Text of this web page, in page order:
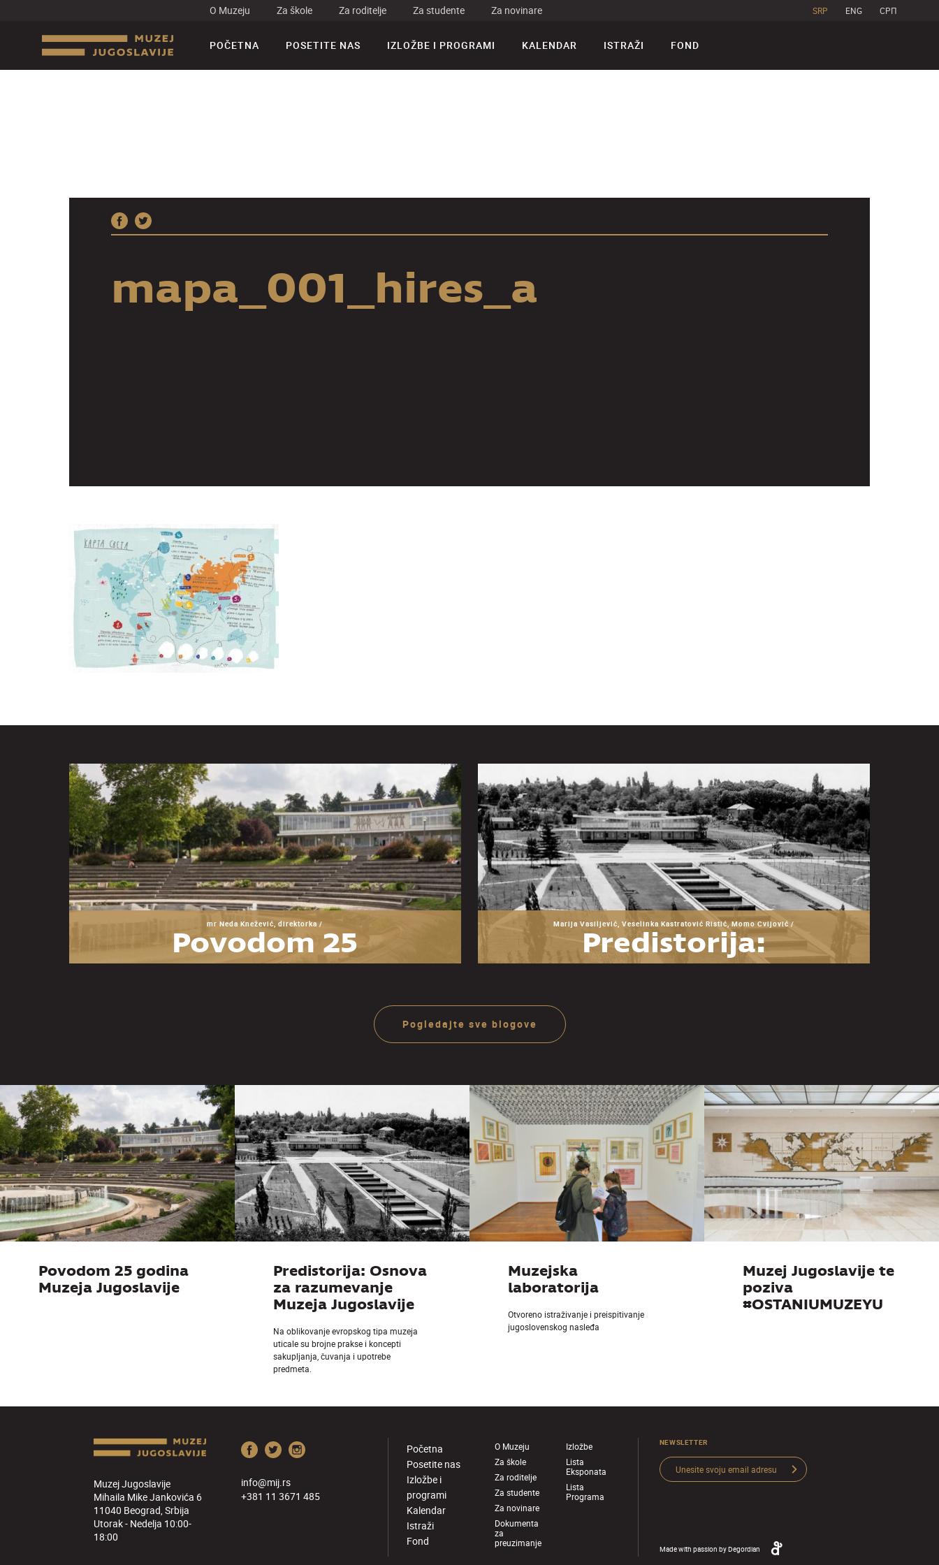
O Muzeju Za škole Za roditelje Za studente Za novinare SRP ENG CPП
POČETNA POSETITE NAS IZLOŽBE I PROGRAMI KALENDAR ISTRAŽI FOND
mapa_001_hires_a
mr Neda Knežević, direktorka /
Povodom 25
godina Muzeja
Marija Vasiljević, Veselinka Kastratović Ristić, Momo Cvijović /
Predistorija:
Osnova za
Pogledajte sve blogove
Povodom 25 godina
Muzeja Jugoslavije
Predistorija: Osnova
za razumevanje
Muzeja Jugoslavije
Na oblikovanje evropskog tipa muzeja
uticale su brojne prakse i koncepti
sakupljanja, čuvanja i upotrebe
predmeta.
Muzejska
laboratorija
Otvoreno istraživanje i preispitivanje
jugoslovenskog nasleđa
Muzej Jugoslavije te
poziva
#OSTANIUMUZEYU
Muzej Jugoslavije
Mihaila Mike Jankovića 6
11040 Beograd, Srbija
Utorak - Nedelja 10:00-
18:00
info@mij.rs
+381 11 3671 485
Početna
Posetite nas
Izložbe i
programi
Kalendar
Istraži
Fond
O Muzeju
Za škole
Za roditelje
Za studente
Za novinare
Dokumenta
za
preuzimanje
Izložbe
Lista
Eksponata
Lista
Programa
NEWSLETTER
Made with passion byDegordian